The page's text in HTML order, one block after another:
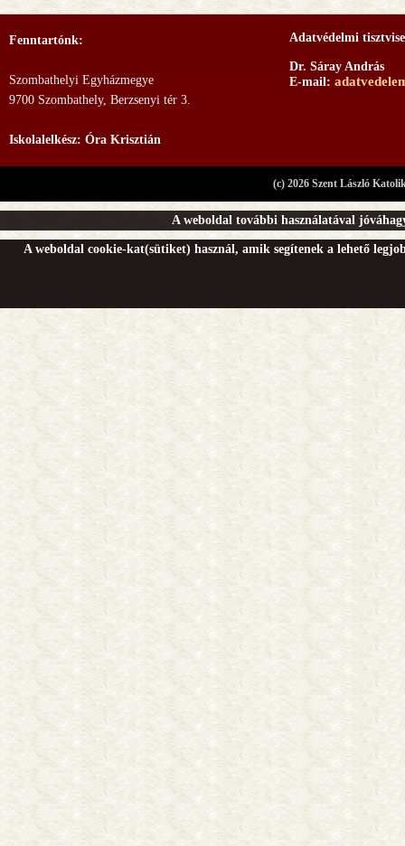
Fenntartónk:
Szombathelyi Egyházmegye
9700 Szombathely, Berzsenyi tér 3.
Iskolalelkész: Óra Krisztián
Adatvédelmi
Dr. Sáray András
E-mail:
(c) 2026 Szent László
A weboldal további használatával
A weboldal cookie-kat(sütiket) használ, amik segítenek a lehető